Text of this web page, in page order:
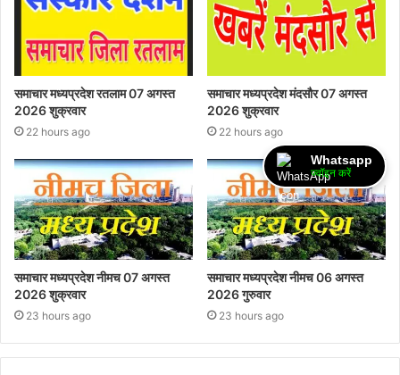
समाचार मध्यप्रदेश रतलाम 07 अगस्त
2026 शुक्रवार
22 hours ago
समाचार मध्यप्रदेश मंदसौर 07 अगस्त
2026 शुक्रवार
22 hours ago
समाचार मध्यप्रदेश नीमच 07 अगस्त
2026 शुक्रवार
23 hours ago
समाचार मध्यप्रदेश नीमच 06 अगस्त
2026 गुरुवार
23 hours ago
Whatsapp
ज्वॉइन करें